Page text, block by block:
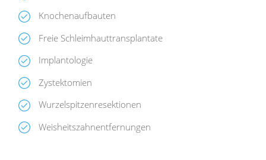
Knochenaufbauten
Freie Schleimhauttransplantate
Implantologie
Zystektomien
Wurzelspitzenresektionen
Weisheitszahnentfernungen